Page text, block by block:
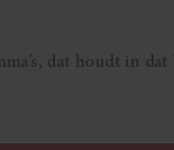
dat houdt in